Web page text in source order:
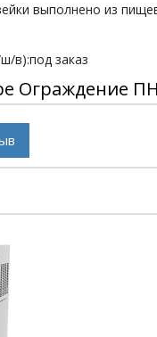
выполнено из
в):под заказ
Ограждение